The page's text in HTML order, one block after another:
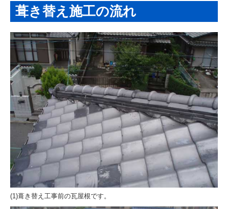
ご契約までの流れ
瓦雑貨・瓦の販売
瓦コースター
いぶしBaby
瓦販売
屋根施工の流れと実績
葺き替え施工の流れ
施工完成例
施工実績 令和以降
葺き替え施工の流れ
(1)葺き替え工事前の瓦屋根です。